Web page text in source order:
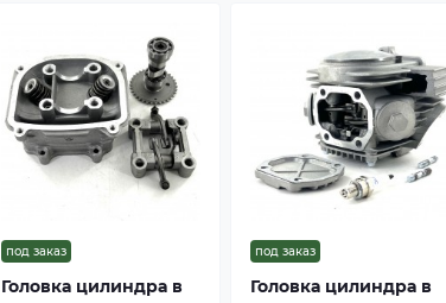
под заказ
Головка цилиндра в
под заказ
Головка цилиндра в